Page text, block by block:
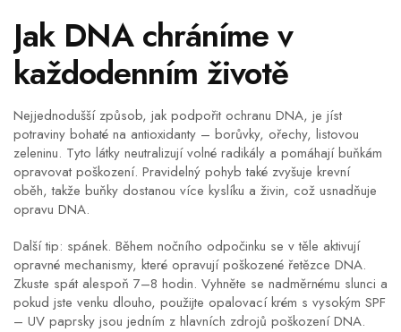
Jak DNA chráníme v
každodenním životě
Nejjednodušší způsob, jak podpořit ochranu DNA, je jíst
potraviny bohaté na antioxidanty – borůvky, ořechy, listovou
zeleninu. Tyto látky neutralizují volné radikály a pomáhají buňkám
opravovat poškození. Pravidelný pohyb také zvyšuje krevní
oběh, takže buňky dostanou více kyslíku a živin, což usnadňuje
opravu DNA.
Další tip: spánek. Během nočního odpočinku se v těle aktivují
opravné mechanismy, které opravují poškozené řetězce DNA.
Zkuste spát alespoň 7–8 hodin. Vyhněte se nadměrnému slunci a
pokud jste venku dlouho, použijte opalovací krém s vysokým SPF
– UV paprsky jsou jedním z hlavních zdrojů poškození DNA.